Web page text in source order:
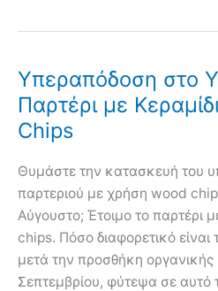
Δέντρα
Υπεραπόδοση στο
Παρτέρι με
Chips
Θυμάστε την κατασκευή του
παρτεριού με χρήση wood
Αύγουστο; Έτοιμο το παρτέρι
chips. Πόσο διαφορετικό
μετά την προσθήκη οργανικής
Σεπτεμβρίου, φύτεψα σε